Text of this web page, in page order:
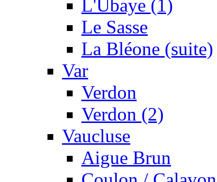
L'Ubaye (1)
Le Sasse
La Bléone (suite)
Var
Verdon
Verdon (2)
Vaucluse
Aigue Brun